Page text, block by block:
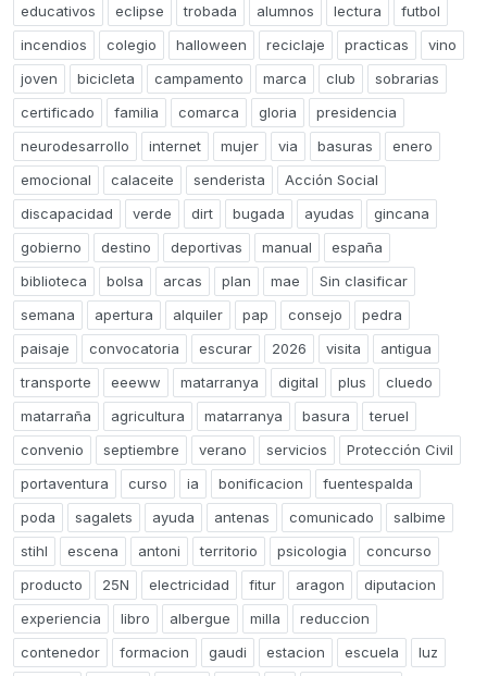
educativos
eclipse trobada alumnos lectura
futbol
incendios
colegio halloween reciclaje practicas
vino
joven
bicicleta campamento marca club
sobrarias
certificado
familia comarca gloria
presidencia
neurodesarrollo
internet mujer via basuras
enero
emocional
calaceite senderista
Acción Social
discapacidad
verde dirt bugada ayudas
gincana
gobierno
destino deportivas manual
españa
biblioteca
bolsa arcas plan mae
Sin clasificar
semana
apertura alquiler pap consejo
pedra
paisaje
convocatoria escurar 2026 visita
antigua
transporte
eeeww matarranya digital plus
cluedo
matarraña
agricultura matarranya basura
teruel
convenio
septiembre verano servicios
Protección Civil
portaventura
curso ia bonificacion
fuentespalda
poda
sagalets ayuda antenas comunicado
salbime
stihl
escena antoni territorio psicologia
concurso
producto
25N electricidad fitur aragon
diputacion
experiencia
libro albergue milla
reduccion
contenedor
formacion gaudi estacion escuela
luz